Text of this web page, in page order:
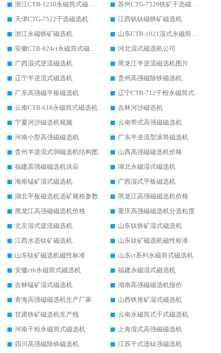
浙江CTB-1230永磁筒式磁选机生产厂家
苏州CTG-7526铁矿干选磁选机
天津CTG-7522干选磁选机
江西钒钛磁铁矿磁选机
浙江永磁铁矿磁选机
山东CTB-1021湿式永磁筒式磁选机
安徽CTB-924ct永磁筒式磁选机
河北湿式磁选机公司
广西湿式逆流磁选机
黑龙江半逆流磁选机图片
辽宁半逆流式磁选机
贵州高强磁除铁磁选机
广东高强磁平板磁选机
辽宁CTB-712干粉永磁筒式磁选机
云南CTB-618永磁筒式磁选机
吉林河沙磁选机
宁夏河沙磁选机视频
云南带式高强磁磁选机
河南小型高强磁磁选机
广东半逆流型滚筒磁选机
贵州半逆流式弱磁选机结构图
山西高强磁磁选机价格
福建高强磁磁选机供应
湖北永磁湿式磁选机
海南锰矿湿式磁选机
广西湿式平板磁选机
湖北平板磁选机选矿规格参数
黑龙江高强磁磁选机价格
黑龙江高强磁磁选机价格
重庆高强磁磁选机分选粒度
北京湿式逆流磁选机
山东钛铁矿湿式磁选机
江西水选钛矿磁选机
山东钛矿磁选机磁性标准
山东钛矿磁选机磁性标准
山东ct系列永磁筒式磁选机
安徽ctb永磁筒式磁选机
福建永磁湿式磁选机
吉林锰矿湿式磁选机
湖南高强磁磁选机报价
青海高强磁磁选机生产厂家
山西铁尾矿湿式磁选机
甘肃铁矿磁选机生产线
云南永磁筒式干式磁选机
河南干粉永磁筒式磁选机
上海湿式高强磁磁选机
四川高强磁除铁磁选机
江苏干式选钛强磁选机